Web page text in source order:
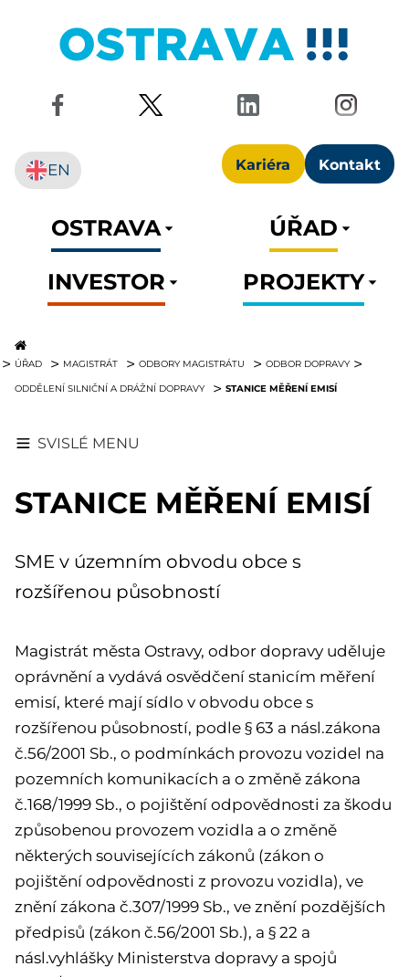
Kariéra Kontakt
EN
OSTRAVA
ÚŘAD
INVESTOR
PROJEKTY
ÚŘAD MAGISTRÁT ODBORY MAGISTRÁTU ODBOR DOPRAVY
ODDĚLENÍ SILNIČNÍ A DRÁŽNÍ DOPRAVY STANICE MĚŘENÍ EMISÍ
SVISLÉ MENU
STANICE MĚŘENÍ EMISÍ
SME v územním obvodu obce s
rozšířenou působností
Magistrát města Ostravy, odbor dopravy uděluje
oprávnění a vydává osvědčení stanicím měření
emisí, které mají sídlo v obvodu obce s
rozšířenou působností, podle § 63 a násl.zákona
č.56/2001 Sb., o podmínkách provozu vozidel na
pozemních komunikacích a o změně zákona
č.168/1999 Sb., o pojištění odpovědnosti za škodu
způsobenou provozem vozidla a o změně
některých souvisejících zákonů (zákon o
pojištění odpovědnosti z provozu vozidla), ve
znění zákona č.307/1999 Sb., ve znění pozdějších
předpisů (zákon č.56/2001 Sb.), a § 22 a
násl.vyhlášky Ministerstva dopravy a spojů